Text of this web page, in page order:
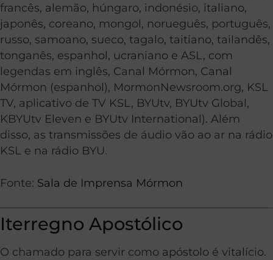
francês, alemão, húngaro, indonésio, italiano,
japonês, coreano, mongol, norueguês, português,
russo, samoano, sueco, tagalo, taitiano, tailandês,
tonganês, espanhol, ucraniano e ASL, com
legendas em inglês, Canal Mórmon, Canal
Mórmon (espanhol), MormonNewsroom.org, KSL
TV, aplicativo de TV KSL, BYUtv, BYUtv Global,
KBYUtv Eleven e BYUtv International). Além
disso, as transmissões de áudio vão ao ar na rádio
KSL e na rádio BYU.
Fonte: Sala de Imprensa Mórmon
Iterregno Apostólico
O chamado para servir como apóstolo é vitalício.